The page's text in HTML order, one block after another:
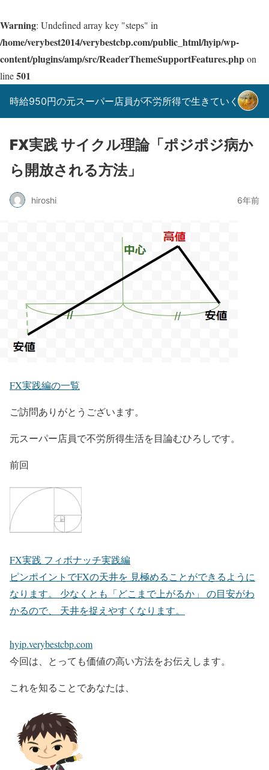
Warning: Undefined array key "steps" in
/home/verybest2014/verybestcbp.com/public_html/hyip/wp-
content/plugins/amp/src/ReaderThemeSupportFeatures.phpon
line501
時給950円の元スーパー店員が不労所得で生きていく！
FX実践 サイクル理論「ポジポジ病か
ら開放される方法」
hiroshi 6年前
FX実践編の一覧
ご訪問ありがとうございます。
元スーパー店員で不労所得生活を目論むひろしです。
前回
FX実践 フィボナッチ実践編
ピンポイントでFXの天井を 見極めることができるように
なります。 少なくとも「どこまで上がるか」 の目安がわ
かるので、 天井を捉えやすくなります。
hyip.verybestcbp.com
今回は、とっても価値の高い方法をお伝えします。
これを知ることであなたは、